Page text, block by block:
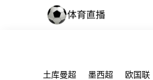
土库曼超 墨西超 欧国联